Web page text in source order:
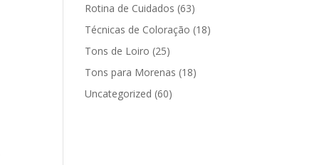
Rotina de Cuidados (63)
Técnicas de Coloração (18)
Tons de Loiro (25)
Tons para Morenas (18)
Uncategorized (60)